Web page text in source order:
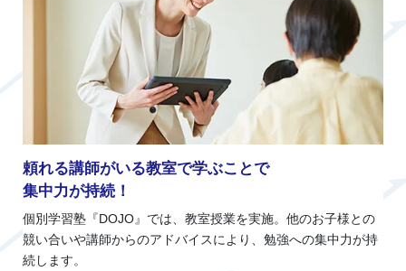
頼れる講師がいる教室で学ぶことで
集中力が持続！
個別学習塾『DOJO』では、教室授業を実施。他のお子様との
競い合いや講師からのアドバイスにより、勉強への集中力が持
続します。